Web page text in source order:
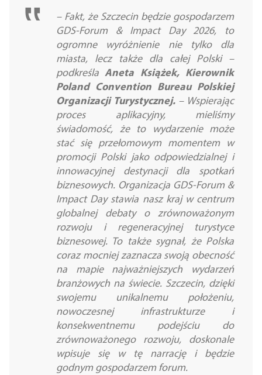
– Fakt, że Szczecin będzie gospodarzem
GDS-Forum & Impact Day 2026, to
ogromne wyróżnienie nie tylko dla
miasta, lecz także dla całej Polski –
podkreślaAneta Książek, Kierownik
Poland Convention Bureau Polskiej
Organizacji Turystycznej.– Wspierając
proces aplikacyjny, mieliśmy
świadomość, że to wydarzenie może
stać się przełomowym momentem w
promocji Polski jako odpowiedzialnej i
innowacyjnej destynacji dla spotkań
biznesowych. Organizacja GDS-Forum &
Impact Day stawia nasz kraj w centrum
globalnej debaty o zrównoważonym
rozwoju i regeneracyjnej turystyce
biznesowej. To także sygnał, że Polska
coraz mocniej zaznacza swoją obecność
na mapie najważniejszych wydarzeń
branżowych na świecie. Szczecin, dzięki
swojemu unikalnemu położeniu,
nowoczesnej infrastrukturze i
konsekwentnemu podejściu do
zrównoważonego rozwoju, doskonale
wpisuje się w tę narrację i będzie
godnym gospodarzem forum.